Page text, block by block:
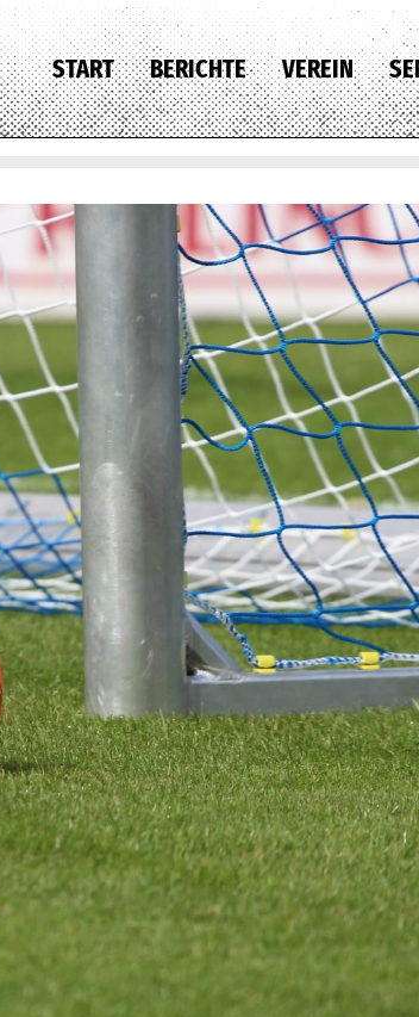
START BERICHTE VEREIN